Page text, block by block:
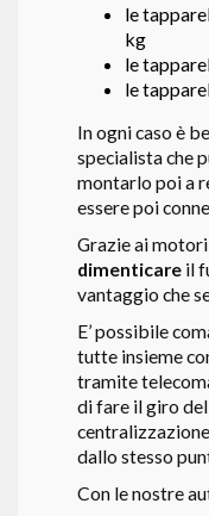
le
kg
le
le
In ogni caso è
specialista che
montarlo poi a
essere poi
Grazie ai
dimenticare il
vantaggio che
E’ possibile
tutte insieme
tramite
di fare il giro
dallo stesso
Con le nostre